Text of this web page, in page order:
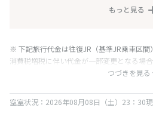
もっと見る
つづきを見る
※ 下記旅行代金は往復JR（基準JR乗車区間
消費税増税に伴い代金が一部変更となる場合
※ 表示されている旅行代金・プラン内容は
空室状況：2026年08月08日（土）23：30